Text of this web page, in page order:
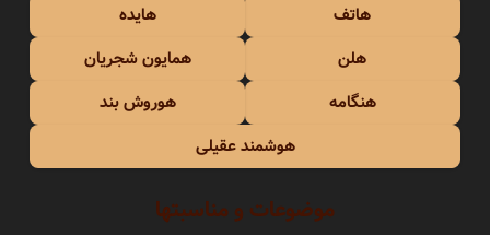
هاتف
هایده
هلن
همایون شجریان
هنگامه
هوروش بند
هوشمند عقیلی
موضوعات و مناسبتها